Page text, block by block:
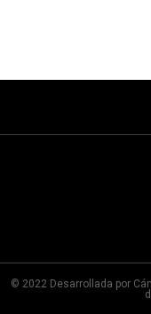
© 2022 Desarrollada por